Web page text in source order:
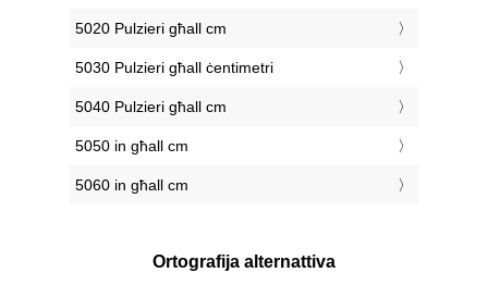
5020 Pulzieri għall cm
5030 Pulzieri għall ċentimetri
5040 Pulzieri għall cm
5050 in għall cm
5060 in għall cm
Ortografija alternattiva